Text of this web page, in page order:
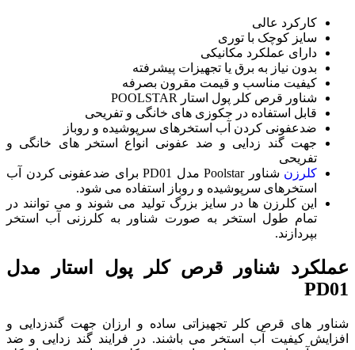
کارکرد عالی
سایز کوچک با توری
دارای عملکرد مکانیکی
بدون نیاز به برق یا تجهیزات پیشرفته
کیفیت مناسب و قیمت مقرون بصرفه
شناور قرص کلر پول استار POOLSTAR
قابل استفاده در جکوزی های خانگی و تفریحی
ضدعفونی کردن آب استخرهای سرپوشیده و روباز
جهت گند زدایی و ضد عفونی انواع استخر های خانگی و
تفریحی
کلرزن
شناور Poolstar مدل PD01 برای ضدعفونی کردن آب
استخرهای سرپوشیده و روباز استفاده می شود.
این کلرزن ها در سایز بزرگ تولید می شوند و می توانند در
تمام طول استخر به صورت شناور به کلرزنی آب استخر
بپردازند.
عملکرد شناور قرص کلر پول استار مدل
PD01
شناور های قرص کلر تجهیزاتی ساده و ارزان جهت گندزدایی و
افزایش کیفیت آب استخر می باشند. در فرایند گند زدایی و ضد